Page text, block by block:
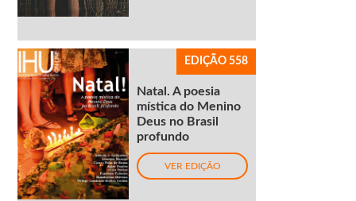
EDIÇÃO 558
Natal. A poesia
mística do Menino
Deus no Brasil
profundo
VER EDIÇÃO